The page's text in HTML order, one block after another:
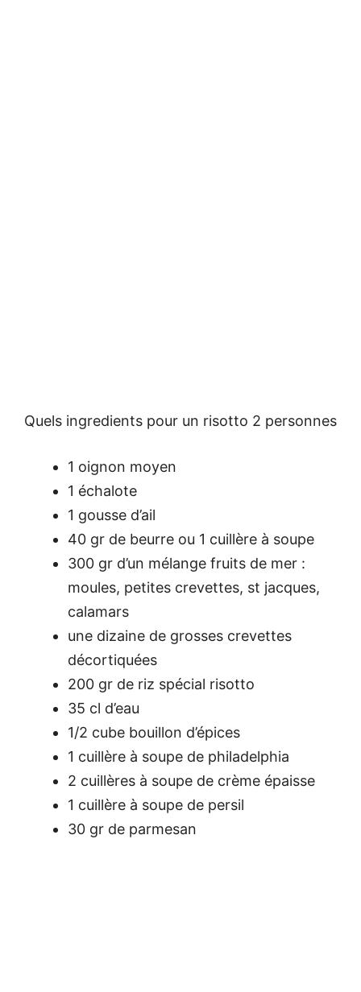
Quels ingredients pour un risotto 2 personnes
1 oignon moyen
1 échalote
1 gousse d’ail
40 gr de beurre ou 1 cuillère à soupe
300 gr d’un mélange fruits de mer :
moules, petites crevettes, st jacques,
calamars
une dizaine de grosses crevettes
décortiquées
200 gr de riz spécial risotto
35 cl d’eau
1/2 cube bouillon d’épices
1 cuillère à soupe de philadelphia
2 cuillères à soupe de crème épaisse
1 cuillère à soupe de persil
30 gr de parmesan